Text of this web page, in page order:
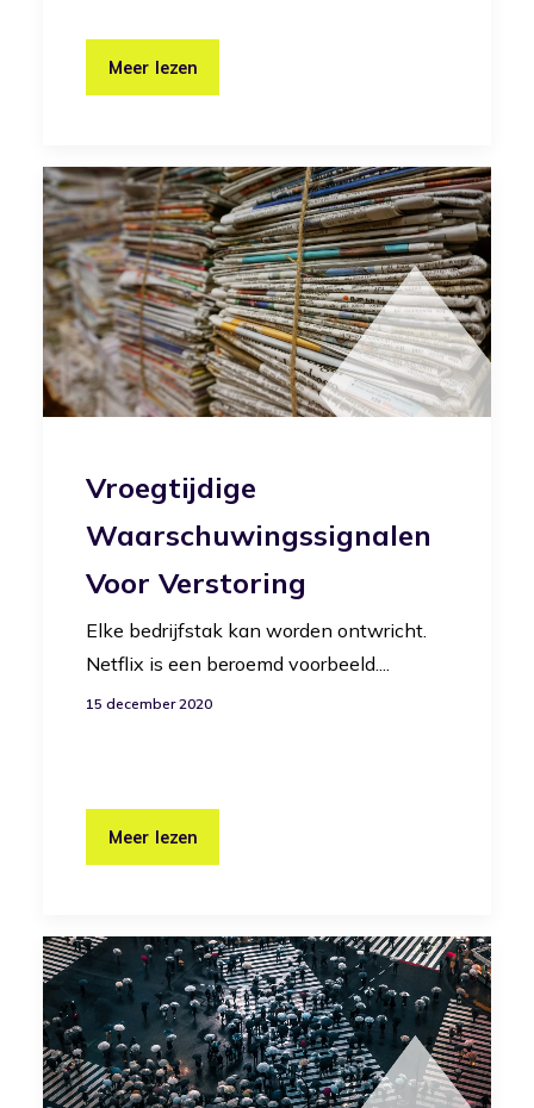
Meer lezen
Vroegtijdige
Waarschuwingssignalen
Voor Verstoring
Elke bedrijfstak kan worden ontwricht.
Netflix is een beroemd voorbeeld....
15 december 2020
Meer lezen